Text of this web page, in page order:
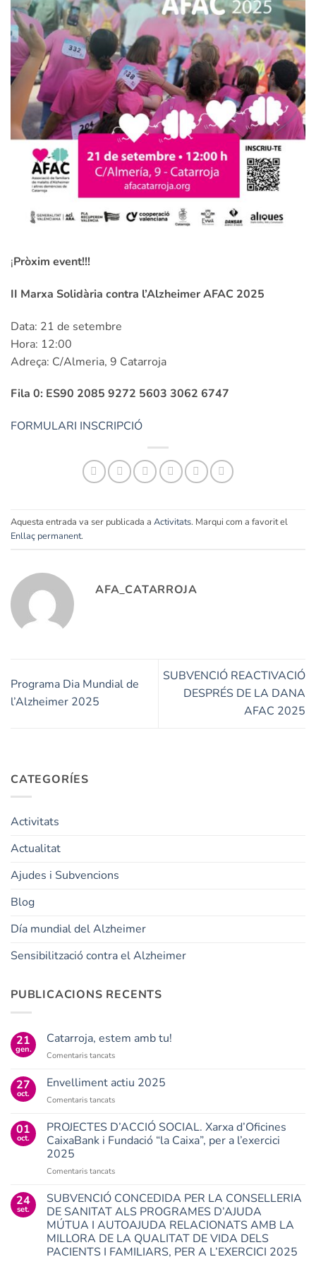
¡Pròxim event!!!
II Marxa Solidària contra l’Alzheimer AFAC 2025
Data: 21 de setembre
Hora: 12:00
Adreça: C/Almeria, 9 Catarroja
Fila 0: ES90 2085 9272 5603 3062 6747
FORMULARI INSCRIPCIÓ
Aquesta entrada va ser publicada a Activitats. Marqui com a favorit el
Enllaç permanent.
AFA_CATARROJA
Programa Dia Mundial de
l’Alzheimer 2025
SUBVENCIÓ REACTIVACIÓ
DESPRÉS DE LA DANA
AFAC 2025
CATEGORÍES
Activitats
Actualitat
Ajudes i Subvencions
Blog
Día mundial del Alzheimer
Sensibilització contra el Alzheimer
PUBLICACIONS RECENTS
21
gen.
Catarroja, estem amb tu!
Comentaris tancatsa
estem
tu!
27
oct.
Envelliment actiu 2025
Comentaris tancatsa
actiu
2025
01
oct.
PROJECTES D’ACCIÓ SOCIAL. Xarxa d’Oficines
CaixaBank i Fundació “la Caixa”, per a l’exercici
2025
Comentaris tancatsa
D’ACCIÓ
SOCIAL.
Xarxa
d’Oficines
CaixaBank
i
24
set.
SUBVENCIÓ CONCEDIDA PER LA CONSELLERIA
DE SANITAT ALS PROGRAMES D’AJUDA
MÚTUA I AUTOAJUDA RELACIONATS AMB LA
MILLORA DE LA QUALITAT DE VIDA DELS
PACIENTS I FAMILIARS, PER A L’EXERCICI 2025